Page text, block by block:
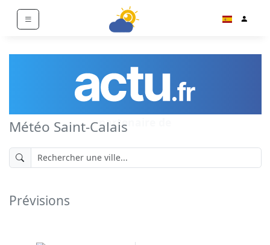
partenaire de
Météo Saint-Calais
Prévisions